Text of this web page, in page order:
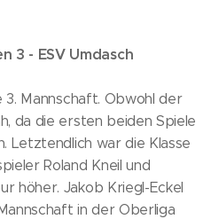
3 - ESV Umdasch
Mannschaft. Obwohl der
da die ersten beiden Spiele
Letztendlich war die Klasse
Roland Kneil und
höher. Jakob Kriegl-Eckel
in der Oberliga